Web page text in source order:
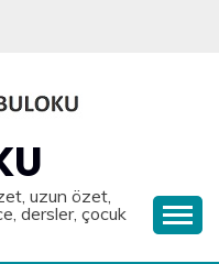
uzun özet,
dersler, çocuk